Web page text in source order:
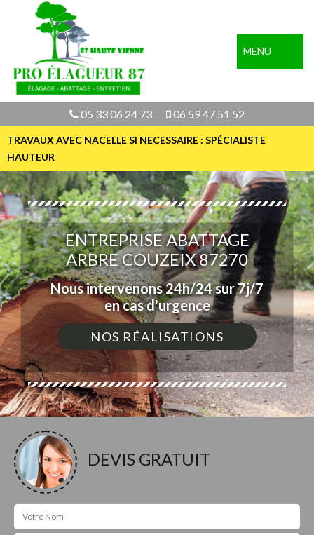
MENU
05 33 06 24 73 06 59 47 51 52
TRAVAUX AVEC NACELLE SI NECESSAIRE : SPÉCIALISTE
HAUTEUR
ENTREPRISE ABATTAGE
ARBRE COUZEIX 87270
Nous intervenons 24h/24 sur 7j/7
en cas d'urgence
NOS RÉALISATIONS
DEVIS GRATUIT